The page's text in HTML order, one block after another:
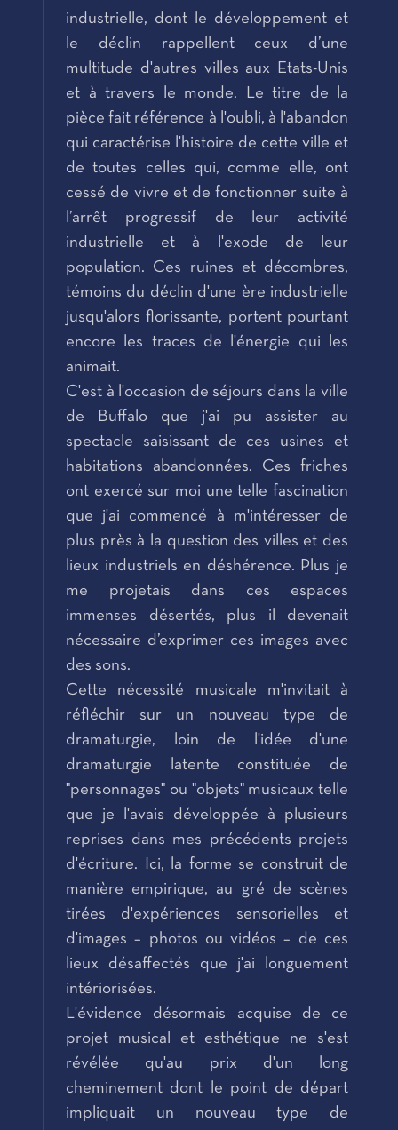
industrielle, dont le développement et
le déclin rappellent ceux d’une
multitude d'autres villes aux Etats-Unis
et à travers le monde. Le titre de la
pièce fait référence à l'oubli, à l'abandon
qui caractérise l'histoire de cette ville et
de toutes celles qui, comme elle, ont
cessé de vivre et de fonctionner suite à
l’arrêt progressif de leur activité
industrielle et à l'exode de leur
population. Ces ruines et décombres,
témoins du déclin d'une ère industrielle
jusqu'alors florissante, portent pourtant
encore les traces de l'énergie qui les
animait.
C'est à l'occasion de séjours dans la ville
de Buffalo que j'ai pu assister au
spectacle saisissant de ces usines et
habitations abandonnées. Ces friches
ont exercé sur moi une telle fascination
que j'ai commencé à m'intéresser de
plus près à la question des villes et des
lieux industriels en déshérence. Plus je
me projetais dans ces espaces
immenses désertés, plus il devenait
nécessaire d’exprimer ces images avec
des sons.
Cette nécessité musicale m'invitait à
réfléchir sur un nouveau type de
dramaturgie, loin de l'idée d'une
dramaturgie latente constituée de
"personnages" ou "objets" musicaux telle
que je l'avais développée à plusieurs
reprises dans mes précédents projets
d'écriture. Ici, la forme se construit de
manière empirique, au gré de scènes
tirées d'expériences sensorielles et
d'images – photos ou vidéos – de ces
lieux désaffectés que j'ai longuement
intériorisées.
L'évidence désormais acquise de ce
projet musical et esthétique ne s'est
révélée qu'au prix d'un long
cheminement dont le point de départ
impliquait un nouveau type de